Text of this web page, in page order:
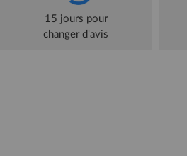
15 jours pour
changer d'avis